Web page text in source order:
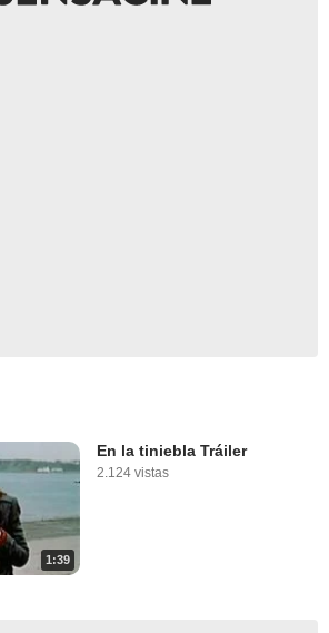
1:39
En la tiniebla Tráiler
2.124 vistas